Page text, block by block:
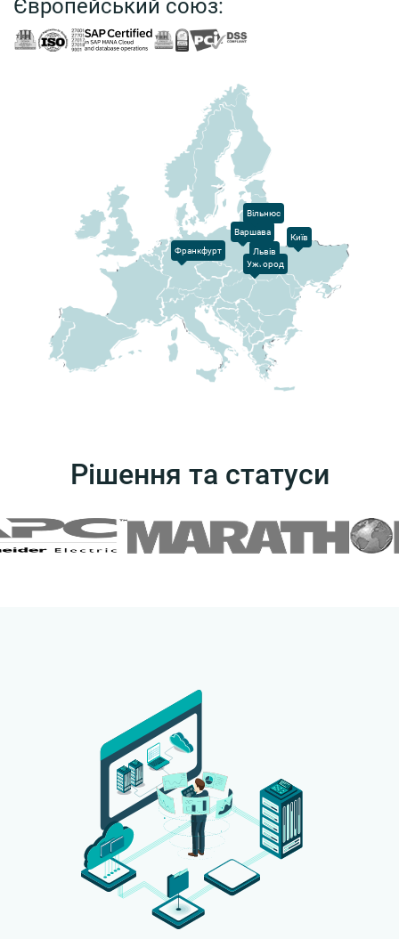
Європейський союз:
Франкфурт
Варшава
Вільнюс
Київ
Львів
Ужгород
Рішення та статуси